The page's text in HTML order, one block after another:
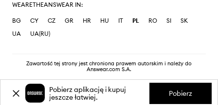
WEARETHEANSWEAR IN:
BG CY CZ GR HR HU IT PL RO SI
SK
UA
UA(RU)
Zawartość tej strony jest chroniona prawem autorskim i należy do
Answear.com S.A.
Pobierz aplikację i kupuj
jeszcze łatwiej.
Pobierz